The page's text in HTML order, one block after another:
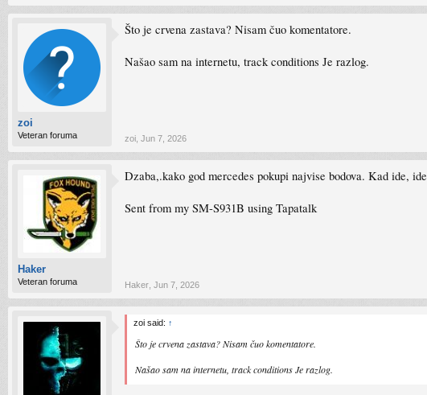
zoi
Veteran foruma
Što je crvena zastava? Nisam čuo komentatore.
Našao sam na internetu, track conditions Je razlog.
zoi Jun 7, 2026
Haker
Veteran foruma
Dzaba,.kako god mercedes pokupi najvise bodova. Kad ide, ide
Sent from my SM-S931B using Tapatalk
Haker Jun 7, 2026
zoi said: ↑
Što je crvena zastava? Nisam čuo komentatore.
Našao sam na internetu, track conditions Je razlog.